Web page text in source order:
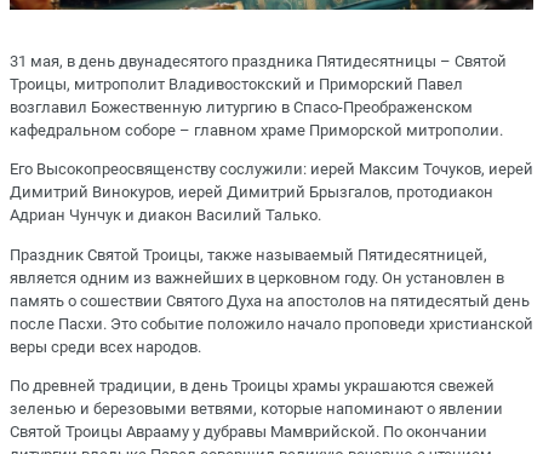
31 мая, в день двунадесятого праздника Пятидесятницы – Святой
Троицы, митрополит Владивостокский и Приморский Павел
возглавил Божественную литургию в Спасо-Преображенском
кафедральном соборе – главном храме Приморской митрополии.
Его Высокопреосвященству сослужили: иерей Максим Точуков, иерей
Димитрий Винокуров, иерей Димитрий Брызгалов, протодиакон
Адриан Чунчук и диакон Василий Талько.
Праздник Святой Троицы, также называемый Пятидесятницей,
является одним из важнейших в церковном году. Он установлен в
память о сошествии Святого Духа на апостолов на пятидесятый день
после Пасхи. Это событие положило начало проповеди христианской
веры среди всех народов.
По древней традиции, в день Троицы храмы украшаются свежей
зеленью и березовыми ветвями, которые напоминают о явлении
Святой Троицы Аврааму у дубравы Мамврийской. По окончании